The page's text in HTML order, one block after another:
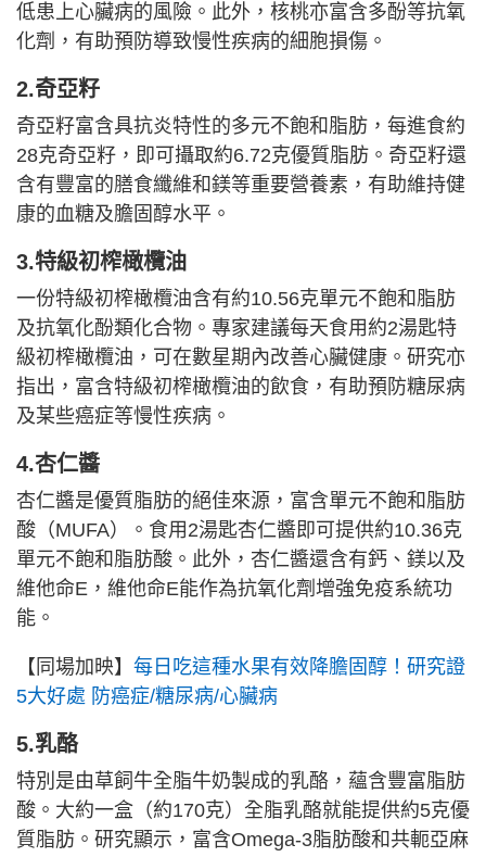
低患上心臟病的風險。此外，核桃亦富含多酚等抗氧
化劑，有助預防導致慢性疾病的細胞損傷。
2.奇亞籽
奇亞籽富含具抗炎特性的多元不飽和脂肪，每進食約
28克奇亞籽，即可攝取約6.72克優質脂肪。奇亞籽還
含有豐富的膳食纖維和鎂等重要營養素，有助維持健
康的血糖及膽固醇水平。
3.特級初榨橄欖油
一份特級初榨橄欖油含有約10.56克單元不飽和脂肪
及抗氧化酚類化合物。專家建議每天食用約2湯匙特
級初榨橄欖油，可在數星期內改善心臟健康。研究亦
指出，富含特級初榨橄欖油的飲食，有助預防糖尿病
及某些癌症等慢性疾病。
4.杏仁醬
杏仁醬是優質脂肪的絕佳來源，富含單元不飽和脂肪
酸（MUFA）。食用2湯匙杏仁醬即可提供約10.36克
單元不飽和脂肪酸。此外，杏仁醬還含有鈣、鎂以及
維他命E，維他命E能作為抗氧化劑增強免疫系統功
能。
【同場加映】 每日吃這種水果有效降膽固醇！研究證
5大好處 防癌症/糖尿病/心臟病
5.乳酪
特別是由草飼牛全脂牛奶製成的乳酪，蘊含豐富脂肪
酸。大約一盒（約170克）全脂乳酪就能提供約5克優
質脂肪。研究顯示，富含Omega-3脂肪酸和共軛亞麻